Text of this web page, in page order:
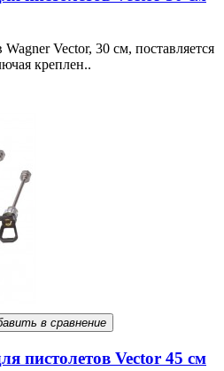
Vector, 30 см, поставляется
креплен..
в сравнение
пистолетов Vector 45 см